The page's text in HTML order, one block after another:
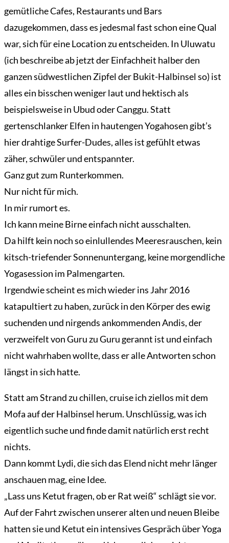
Der
Mardermolch
Bücher
Reisen
Literarisches
Login/Anmelden
gemütliche Cafes, Restaurants und Bars
dazugekommen, dass es jedesmal fast schon eine Qual
war, sich für eine Location zu entscheiden. In Uluwatu
(ich beschreibe ab jetzt der Einfachheit halber den
ganzen südwestlichen Zipfel der Bukit-Halbinsel so) ist
alles ein bisschen weniger laut und hektisch als
beispielsweise in Ubud oder Canggu. Statt
gertenschlanker Elfen in hautengen Yogahosen gibt’s
hier drahtige Surfer-Dudes, alles ist gefühlt etwas
zäher, schwüler und entspannter.
Ganz gut zum Runterkommen.
Nur nicht für mich.
In mir rumort es.
Ich kann meine Birne einfach nicht ausschalten.
Da hilft kein noch so einlullendes Meeresrauschen, kein
kitsch-triefender Sonnenuntergang, keine morgendliche
Yogasession im Palmengarten.
Irgendwie scheint es mich wieder ins Jahr 2016
katapultiert zu haben, zurück in den Körper des ewig
suchenden und nirgends ankommenden Andis, der
verzweifelt von Guru zu Guru gerannt ist und einfach
nicht wahrhaben wollte, dass er alle Antworten schon
längst in sich hatte.
Statt am Strand zu chillen, cruise ich ziellos mit dem
Mofa auf der Halbinsel herum. Unschlüssig, was ich
eigentlich suche und finde damit natürlich erst recht
nichts.
Dann kommt Lydi, die sich das Elend nicht mehr länger
anschauen mag, eine Idee.
„Lass uns Ketut fragen, ob er Rat weiß“ schlägt sie vor.
Auf der Fahrt zwischen unserer alten und neuen Bleibe
hatten sie und Ketut ein intensives Gespräch über Yoga